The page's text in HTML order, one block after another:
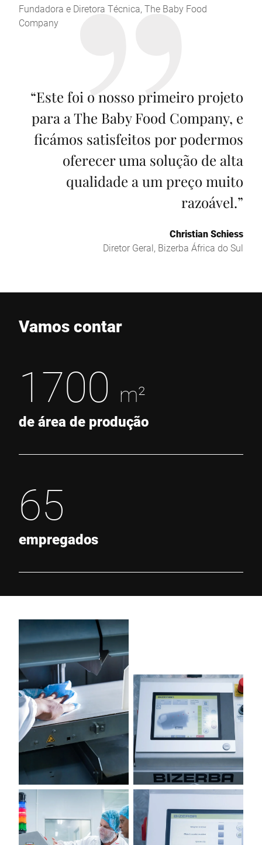
Fundadora e Diretora Técnica, The Baby Food
Company
“Este foi o nosso primeiro projeto
para a The Baby Food Company, e
ficámos satisfeitos por podermos
oferecer uma solução de alta
qualidade a um preço muito
razoável.”
Christian Schiess
Diretor Geral, Bizerba África do Sul
Vamos contar
1700 m²
de área de produção
65
empregados